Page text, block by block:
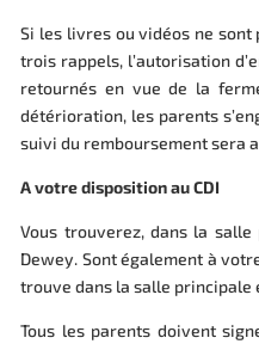
Si les livres ou vidéos ne sont
trois rappels, l’autorisation
retournés en vue de la
détérioration, les parents
suivi du remboursement sera
A votre disposition au CDI
Vous trouverez, dans la
Dewey. Sont également à
trouve dans la salle principale
Tous les parents doivent